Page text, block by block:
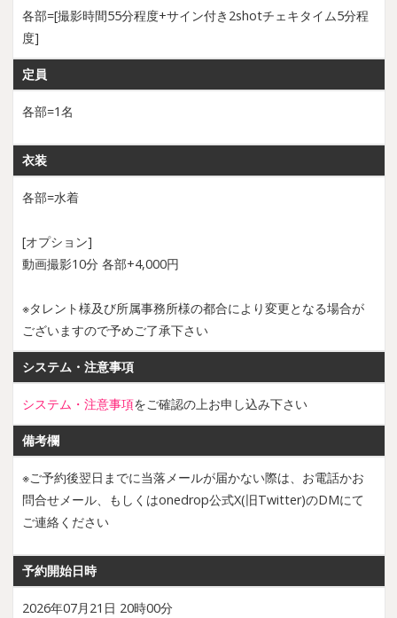
各部=[撮影時間55分程度+サイン付き2shotチェキタイム5分程
度]
定員
各部=1名
衣装
各部=水着
[オプション]
動画撮影10分 各部+4,000円
※タレント様及び所属事務所様の都合により変更となる場合が
ございますので予めご了承下さい
システム・注意事項
システム・注意事項をご確認の上お申し込み下さい
備考欄
※ご予約後翌日までに当落メールが届かない際は、お電話かお
問合せメール、もしくはonedrop公式X(旧Twitter)のDMにて
ご連絡ください
予約開始日時
2026年07月21日 20時00分